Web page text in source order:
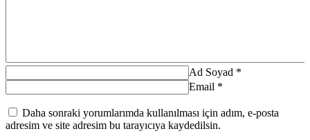
Ad Soyad *
Email *
Daha sonraki yorumlarımda kullanılması için adım, e-posta
adresim ve site adresim bu tarayıcıya kaydedilsin.